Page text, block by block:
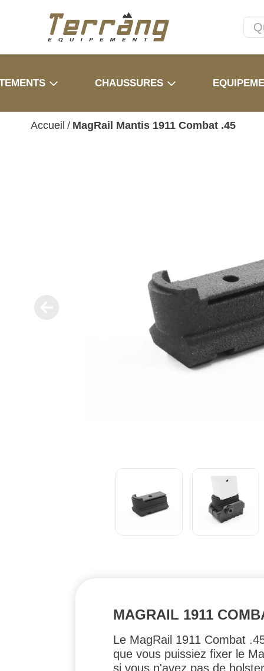
CHAUSSURES
Accueil / MagRail Mantis 1911 Combat .45
MAGRAIL 1911
Le MagRail 1911 Combat
que vous puissiez fixer le
si vous n'avez pas de